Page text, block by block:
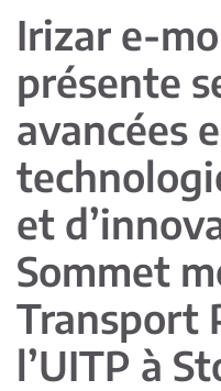
Irizar e-
présente
avancées
et
Sommet
Transport
l’UITP à